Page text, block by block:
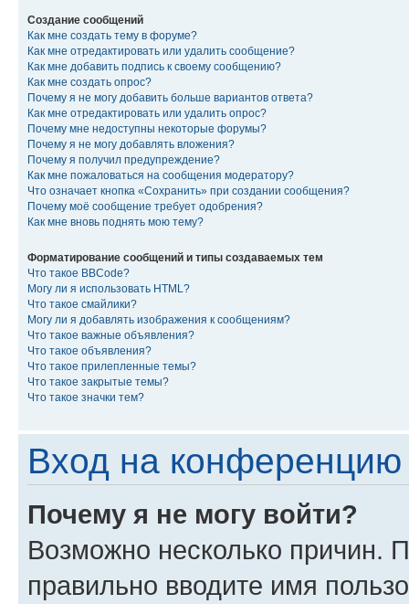
Создание сообщений
Как мне создать тему в форуме?
Как мне отредактировать или удалить сообщение?
Как мне добавить подпись к своему сообщению?
Как мне создать опрос?
Почему я не могу добавить больше вариантов ответа?
Как мне отредактировать или удалить опрос?
Почему мне недоступны некоторые форумы?
Почему я не могу добавлять вложения?
Почему я получил предупреждение?
Как мне пожаловаться на сообщения модератору?
Что означает кнопка «Сохранить» при создании сообщения?
Почему моё сообщение требует одобрения?
Как мне вновь поднять мою тему?
Форматирование сообщений и типы создаваемых тем
Что такое BBCode?
Могу ли я использовать HTML?
Что такое смайлики?
Могу ли я добавлять изображения к сообщениям?
Что такое важные объявления?
Что такое объявления?
Что такое прилепленные темы?
Что такое закрытые темы?
Что такое значки тем?
Вход на конференцию
Почему я не могу войти?
Возможно несколько причин.
правильно вводите имя